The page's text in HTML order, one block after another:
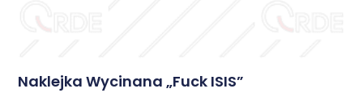
Naklejka Wycinana „Fuck ISIS”